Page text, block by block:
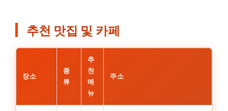
추천 맛집 및 카페
장소
종
류
추
천
메
뉴
주소